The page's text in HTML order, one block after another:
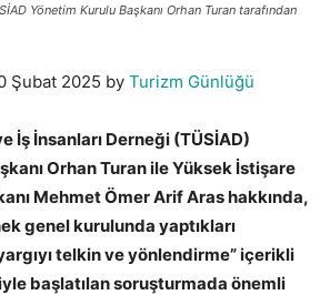
Yönetim Kurulu Başkanı Orhan Turan tarafından
Şubat 2025 by Turizm Günlüğü
İş İnsanları Derneği (TÜSİAD)
Orhan Turan ile Yüksek İstişare
Mehmet Ömer Arif Aras hakkında,
genel kurulunda yaptıkları
telkin ve yönlendirme” içerikli
başlatılan soruşturmada önemli